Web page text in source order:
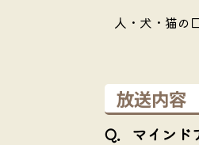
人・犬・猫の
放送内容
Q．マインド